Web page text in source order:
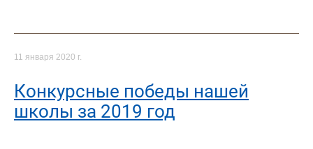
11 января 2020 г.
Конкурсные победы нашей
школы за 2019 год